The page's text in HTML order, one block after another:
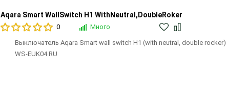
Aqara Smart WallSwitch H1 WithNeutral,DoubleRoker
0 Много
Выключатель Aqara Smart wall switch H1 (with neutral, double rocker)
WS-EUK04 RU